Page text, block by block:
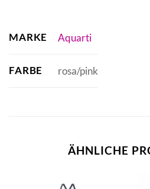
MARKE Aquarti
FARBE rosa/pink
ÄHNLICHE